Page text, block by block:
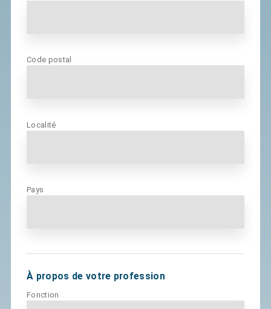
Code postal
Localité
Pays
À propos de votre profession
Fonction